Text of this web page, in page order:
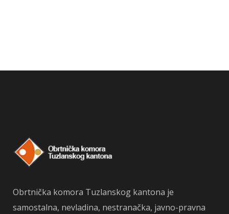
Obrtnička komora Tuzlanskog kantona je
samostalna, nevladina, nestranačka, javno-pravna